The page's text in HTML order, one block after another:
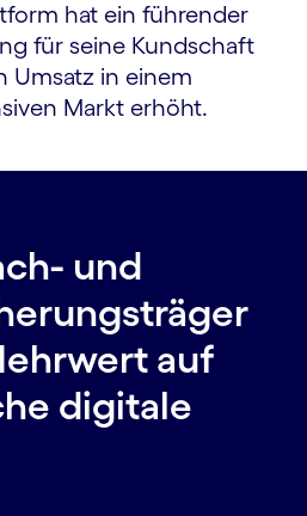
hat ein führender
für seine Kundschaft
Umsatz in einem
Markt erhöht.
und
auf
digitale